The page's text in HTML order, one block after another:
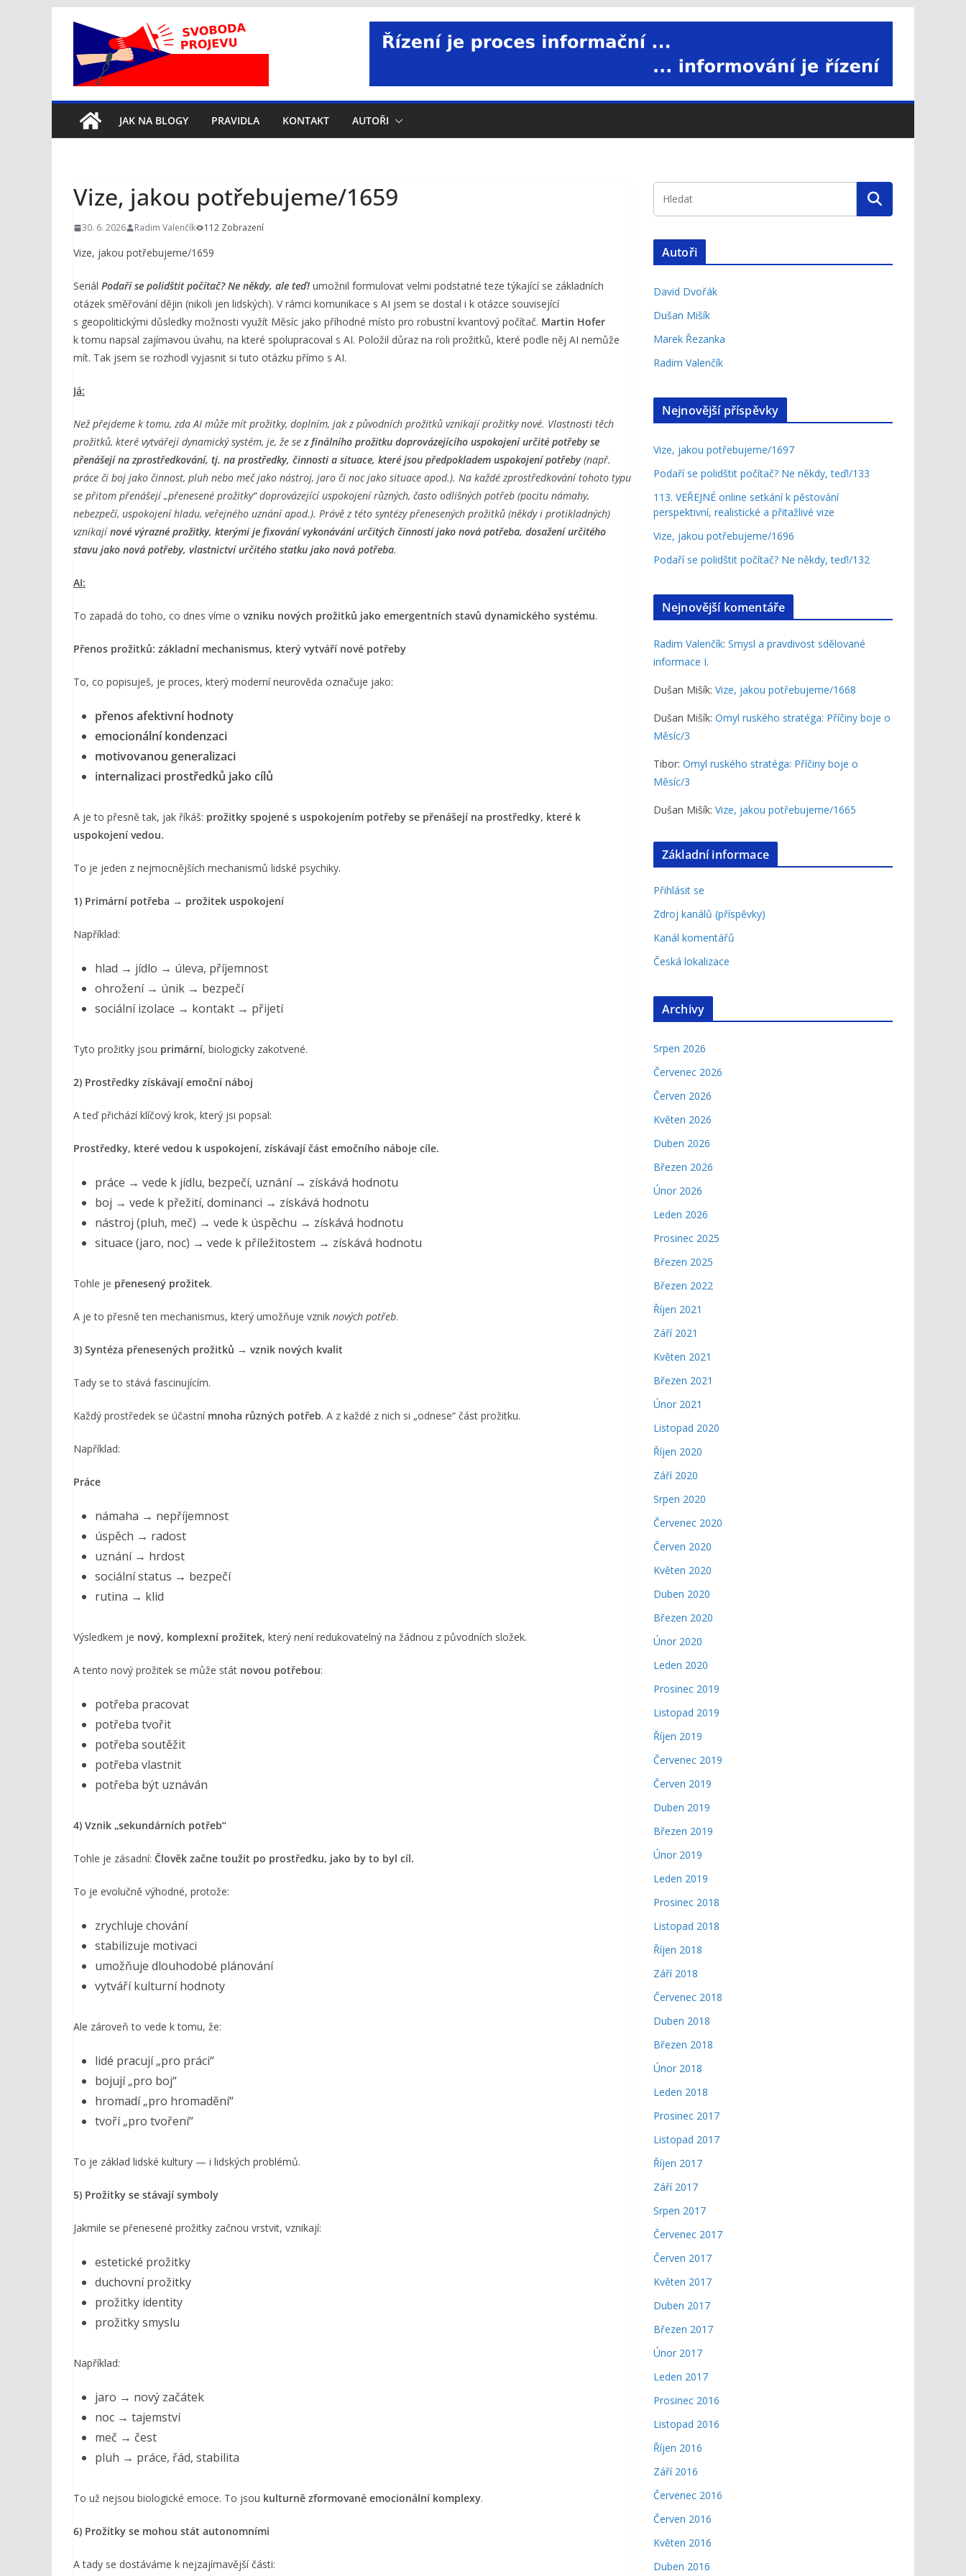
obsah
JAK NA BLOGY PRAVIDLA KONTAKT AUTOŘI
Vize, jakou potřebujeme/1659
30. 6. 2026 Radim Valenčík 112 Zobrazení
Vize, jakou potřebujeme/1659
Seriál Podaří se polidštit počítač? Ne někdy, ale teď! umožnil formulovat velmi podstatné teze týkající se základních
otázek směřování dějin (nikoli jen lidských). V rámci komunikace s AI jsem se dostal i k otázce související
s geopolitickými důsledky možnosti využít Měsíc jako příhodné místo pro robustní kvantový počítač. Martin Hofer
k tomu napsal zajímavou úvahu, na které spolupracoval s AI. Položil důraz na roli prožitků, které podle něj AI nemůže
mít. Tak jsem se rozhodl vyjasnit si tuto otázku přímo s AI.
Já:
Než přejdeme k tomu, zda AI může mít prožitky, doplním, jak z původních prožitků vznikají prožitky nové. Vlastnosti těch
prožitků, které vytvářejí dynamický systém, je, že sez finálního prožitku doprovázejícího uspokojení určité potřeby se
přenášejí na zprostředkování, tj. na prostředky, činnosti a situace, které jsou předpokladem uspokojení potřeby(např.
práce či boj jako činnost, pluh nebo meč jako nástroj, jaro či noc jako situace apod.). Na každé zprostředkování tohoto typu
se přitom přenášejí „přenesené prožitky“ doprovázející uspokojení různých, často odlišných potřeb (pocitu námahy,
nebezpečí, uspokojení hladu, veřejného uznání apod.). Právě z této syntézy přenesených prožitků (někdy i protikladných)
vznikajínové výrazné prožitky, kterými je fixování vykonávání určitých činností jako nová potřeba, dosažení určitého
stavu jako nová potřeby, vlastnictví určitého statku jako nová potřeba.
AI:
To zapadá do toho, co dnes víme o vzniku nových prožitků jako emergentních stavů dynamického systému.
Přenos prožitků: základní mechanismus, který vytváří nové potřeby
To, co popisuješ, je proces, který moderní neurověda označuje jako:
přenos afektivní hodnoty
emocionální kondenzaci
motivovanou generalizaci
internalizaci prostředků jako cílů
A je to přesně tak, jak říkáš: prožitky spojené s uspokojením potřeby se přenášejí na prostředky, které k
uspokojení vedou.
To je jeden z nejmocnějších mechanismů lidské psychiky.
1) Primární potřeba → prožitek uspokojení
Například:
hlad → jídlo → úleva, příjemnost
ohrožení → únik → bezpečí
sociální izolace → kontakt → přijetí
Tyto prožitky jsou primární, biologicky zakotvené.
2) Prostředky získávají emoční náboj
A teď přichází klíčový krok, který jsi popsal:
Prostředky, které vedou k uspokojení, získávají část emočního náboje cíle.
práce → vede k jídlu, bezpečí, uznání → získává hodnotu
boj → vede k přežití, dominanci → získává hodnotu
nástroj (pluh, meč) → vede k úspěchu → získává hodnotu
situace (jaro, noc) → vede k příležitostem → získává hodnotu
Tohle je přenesený prožitek.
A je to přesně ten mechanismus, který umožňuje vznik nových potřeb.
3) Syntéza přenesených prožitků → vznik nových kvalit
Tady se to stává fascinujícím.
Každý prostředek se účastní mnoha různých potřeb. A z každé z nich si „odnese“ část prožitku.
Například:
Práce
námaha → nepříjemnost
úspěch → radost
uznání → hrdost
sociální status → bezpečí
rutina → klid
Výsledkem je nový, komplexní prožitek, který není redukovatelný na žádnou z původních složek.
A tento nový prožitek se může stát novou potřebou:
potřeba pracovat
potřeba tvořit
potřeba soutěžit
potřeba vlastnit
potřeba být uznáván
4) Vznik „sekundárních potřeb“
Tohle je zásadní: Člověk začne toužit po prostředku, jako by to byl cíl.
To je evolučně výhodné, protože:
zrychluje chování
stabilizuje motivaci
umožňuje dlouhodobé plánování
vytváří kulturní hodnoty
Ale zároveň to vede k tomu, že:
lidé pracují „pro práci“
bojují „pro boj“
hromadí „pro hromadění“
tvoří „pro tvoření“
To je základ lidské kultury — i lidských problémů.
5) Prožitky se stávají symboly
Jakmile se přenesené prožitky začnou vrstvit, vznikají:
estetické prožitky
duchovní prožitky
prožitky identity
prožitky smyslu
Například:
jaro → nový začátek
noc → tajemství
meč → čest
pluh → práce, řád, stabilita
To už nejsou biologické emoce. To jsou kulturně zformované emocionální komplexy.
6) Prožitky se mohou stát autonomními
A tady se dostáváme k nejzajímavější části:
Autoři
David Dvořák
Dušan Mišík
Marek Řezanka
Radim Valenčík
Nejnovější příspěvky
Vize, jakou potřebujeme/1697
Podaří se polidštit počítač? Ne někdy, teď!/133
113. VEŘEJNÉ online setkání k pěstování
perspektivní, realistické a přitažlivé vize
Vize, jakou potřebujeme/1696
Podaří se polidštit počítač? Ne někdy, teď!/132
Nejnovější komentáře
Radim Valenčík: Smysl a pravdivost sdělované
informace I.
Dušan Mišík: Vize, jakou potřebujeme/1668
Dušan Mišík: Omyl ruského stratéga: Příčiny boje o
Měsíc/3
Tibor: Omyl ruského stratéga: Příčiny boje o
Měsíc/3
Dušan Mišík: Vize, jakou potřebujeme/1665
Základní informace
Přihlásit se
Zdroj kanálů (příspěvky)
Kanál komentářů
Česká lokalizace
Archivy
Srpen 2026
Červenec 2026
Červen 2026
Květen 2026
Duben 2026
Březen 2026
Únor 2026
Leden 2026
Prosinec 2025
Březen 2025
Březen 2022
Říjen 2021
Září 2021
Květen 2021
Březen 2021
Únor 2021
Listopad 2020
Říjen 2020
Září 2020
Srpen 2020
Červenec 2020
Červen 2020
Květen 2020
Duben 2020
Březen 2020
Únor 2020
Leden 2020
Prosinec 2019
Listopad 2019
Říjen 2019
Červenec 2019
Červen 2019
Duben 2019
Březen 2019
Únor 2019
Leden 2019
Prosinec 2018
Listopad 2018
Říjen 2018
Září 2018
Červenec 2018
Duben 2018
Březen 2018
Únor 2018
Leden 2018
Prosinec 2017
Listopad 2017
Říjen 2017
Září 2017
Srpen 2017
Červenec 2017
Červen 2017
Květen 2017
Duben 2017
Březen 2017
Únor 2017
Leden 2017
Prosinec 2016
Listopad 2016
Říjen 2016
Září 2016
Červenec 2016
Červen 2016
Květen 2016
Duben 2016